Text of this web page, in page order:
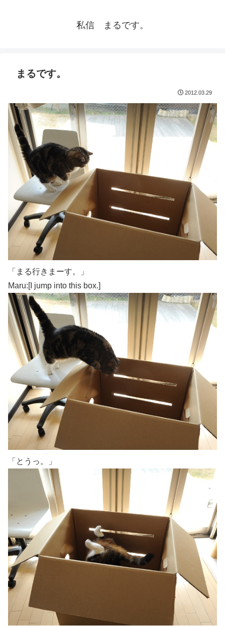
私信 まるです。
まるです。
2012.03.29
「まる行きまーす。」
Maru:[I jump into this box.]
「とうっ。」